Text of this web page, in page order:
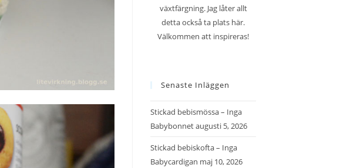
växtfärgning. Jag låter allt
detta också ta plats här.
Välkommen att inspireras!
Senaste Inläggen
Stickad bebismössa – Inga
Babybonnetaugusti 5, 2026
Stickad bebiskofta – Inga
Babycardigan maj 10, 2026